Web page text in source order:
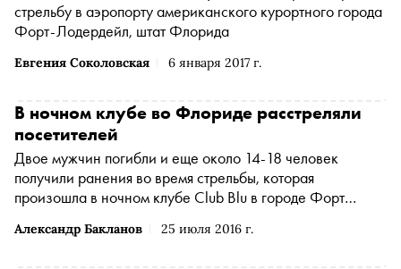
Евгения Соколовская 6 января 2017 г.
стрельбу в аэропорту американского курортного города
Форт-Лодердейл, штат Флорида
Александр Бакланов 25 июля 2016 г.
В ночном клубе во Флориде расстреляли
посетителей
Двое мужчин погибли и еще около 14-18 человек
получили ранения во время стрельбы, которая
произошла в ночном клубе Club Blu в городе Форт